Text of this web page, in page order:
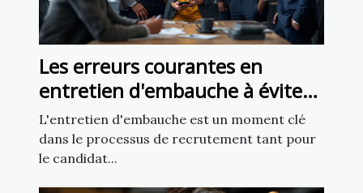
Les erreurs courantes en
entretien d'embauche à éviter
pour les recruteurs
L'entretien d'embauche est un moment clé
dans le processus de recrutement tant pour
le candidat...